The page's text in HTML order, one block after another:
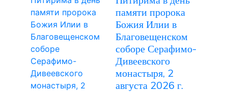
памяти пророка
Божия Илии в
Благовещенском
соборе Серафимо-
Дивеевского
монастыря, 2
августа 2026 г.